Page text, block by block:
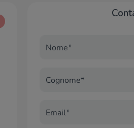
Nome*
Cognome*
Email*